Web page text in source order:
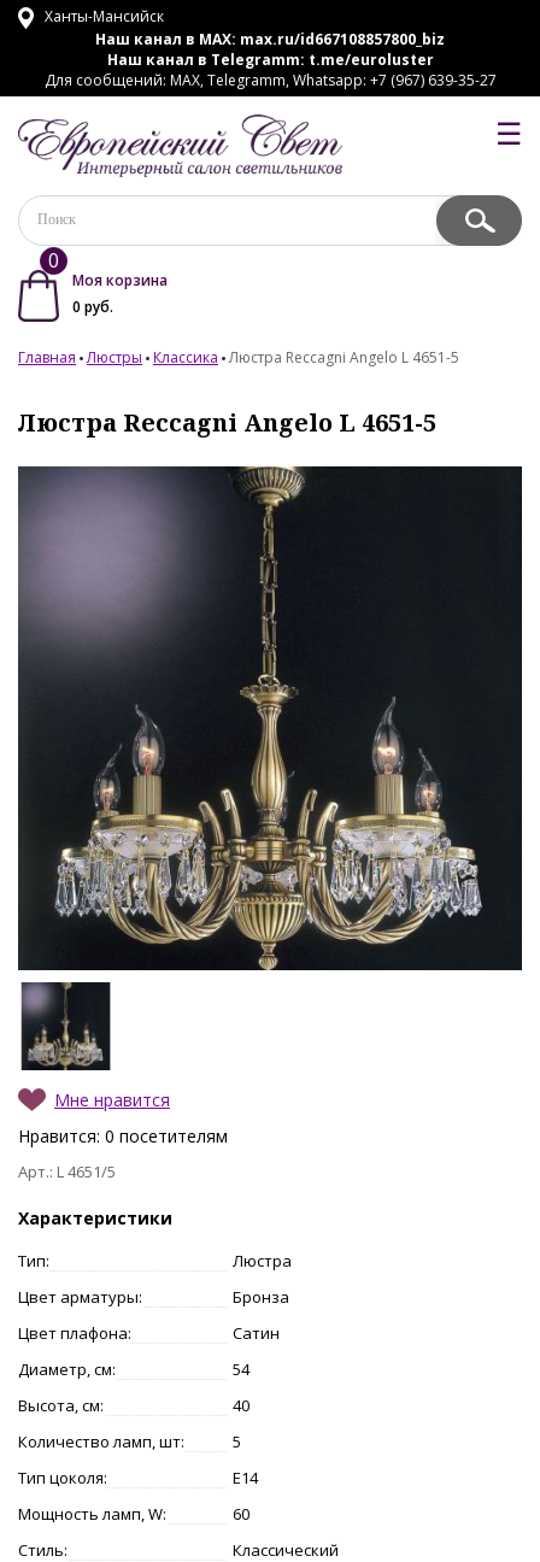
Ханты-Мансийск
Наш канал в MAX: max.ru/id667108857800_biz
Наш канал в Telegramm: t.me/euroluster
Для сообщений: MAX, Telegramm, Whatsapp: +7 (967) 639-35-27
☰
0
Моя корзина
0 руб.
Главная Люстры Классика Люстра Reccagni Angelo L 4651-5
Люстра Reccagni Angelo L 4651-5
Мне нравится
Нравится: 0 посетителям
Арт.: L 4651/5
Характеристики
Тип:
Люстра
Цвет арматуры:
Бронза
Цвет плафона:
Сатин
Диаметр, см:
54
Высота, см:
40
Количество ламп, шт:
5
Тип цоколя:
E14
Мощность ламп, W:
60
Стиль:
Классический